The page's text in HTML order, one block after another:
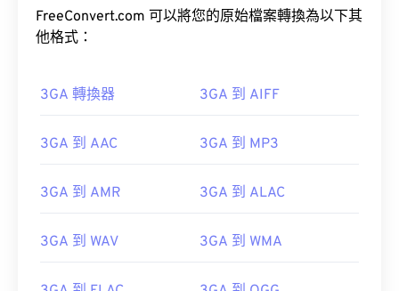
FreeConvert.com 可以將您的原始檔案轉換為以下其
他格式：
3GA 轉換器 3GA 到 AIFF
3GA 到 AAC 3GA 到 MP3
3GA 到 AMR 3GA 到 ALAC
3GA 到 WAV 3GA 到 WMA